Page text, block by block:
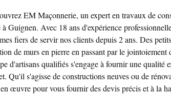
EM Maçonnerie, un expert en travaux de
à Guignen. Avec 18 ans d'expérience
fiers de servir nos clients depuis 2 ans. Des
de murs en pierre en passant par le jointoiement
d'artisans qualifiés s'engage à fournir une qualité
Qu'il s'agisse de constructions neuves ou de
œuvre pour vous fournir des devis précis et à la